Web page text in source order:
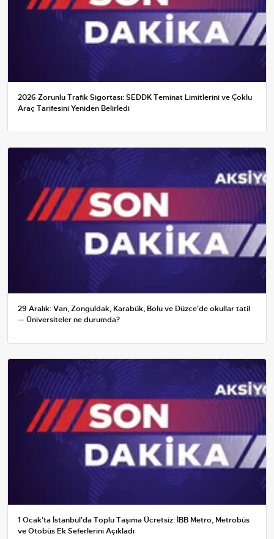
2026 Zorunlu Trafik Sigortası: SEDDK Teminat Limitlerini ve Çoklu
Araç Tarifesini Yeniden Belirledi
29 Aralık: Van, Zonguldak, Karabük, Bolu ve Düzce'de okullar tatil
— Üniversiteler ne durumda?
1 Ocak'ta İstanbul'da Toplu Taşıma Ücretsiz: İBB Metro, Metrobüs
ve Otobüs Ek Seferlerini Açıkladı